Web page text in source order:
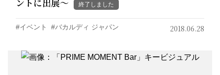
ントに出展～
終了しました
イベント バカルディ ジャパン 2018.06.28